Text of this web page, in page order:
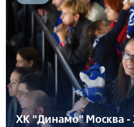
ХК "Динамо" Москва